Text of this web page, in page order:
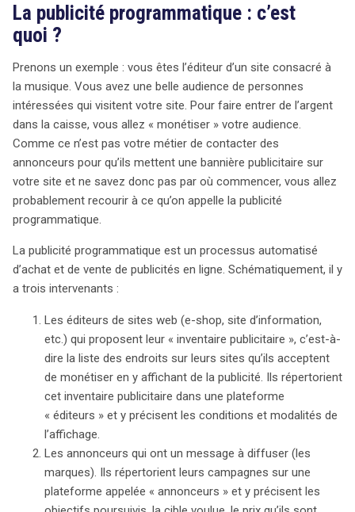
mais suscitent des inquiétudes quant à des pratiques
anticoncurrentielles. Depuis 2014, Google est suspecté
bourse AdX au détriment de ses concurrents. Les
régulateurs craignent que ces agissements aient pour
but de renforcer la position d’AdX tout en évincant
d’autres acteurs du marché. En raison de ces soupçons,
la Commission européenne préconise un
démantèlement partiel de Google, arguant qu’une simple
mesure corrective ne suffira pas à restaurer la
concurrence. Cette situation met en lumière un conflit
d’intérêts majeur, où Google se retrouve à la fois côté
obligatoire de certains services apparaît donc comme
une solution incontournable pour rétablir l’équité sur le
devront suivre de près l’évolution de cette affaire
emblématique, inscrite dans le registre public des
affaires de concurrence.
La publicité programmatique : c’est
quoi ?
Prenons un exemple : vous êtes l’éditeur d’un site consacré à
la musique. Vous avez une belle audience de personnes
intéressées qui visitent votre site. Pour faire entrer de l’argent
dans la caisse, vous allez « monétiser » votre audience.
Comme ce n’est pas votre métier de contacter des
annonceurs pour qu’ils mettent une bannière publicitaire sur
votre site et ne savez donc pas par où commencer, vous allez
probablement recourir à ce qu’on appelle la publicité
programmatique.
La publicité programmatique est un processus automatisé
d’achat et de vente de publicités en ligne. Schématiquement, il y
a trois intervenants :
Les éditeurs de sites web (e-shop, site d’information,
etc.) qui proposent leur « inventaire publicitaire », c’est-à-
dire la liste des endroits sur leurs sites qu’ils acceptent
de monétiser en y affichant de la publicité. Ils répertorient
cet inventaire publicitaire dans une plateforme
« éditeurs » et y précisent les conditions et modalités de
l’affichage.
Les annonceurs qui ont un message à diffuser (les
marques). Ils répertorient leurs campagnes sur une
plateforme appelée « annonceurs » et y précisent les